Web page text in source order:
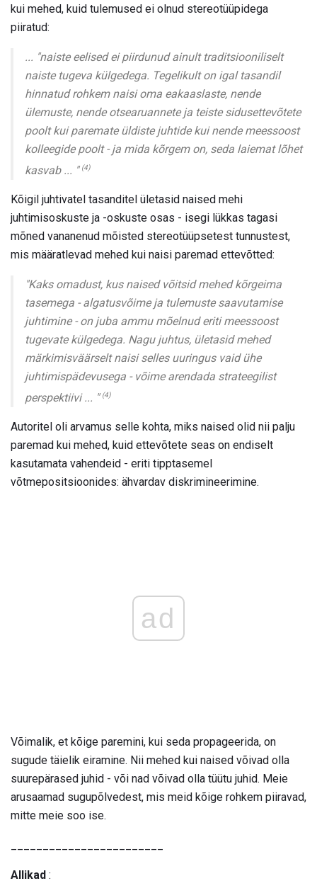
kui mehed, kuid tulemused ei olnud stereotüüpidega
piiratud:
... "naiste eelised ei piirdunud ainult traditsiooniliselt
naiste tugeva külgedega. Tegelikult on igal tasandil
hinnatud rohkem naisi oma eakaaslaste, nende
ülemuste, nende otsearuannete ja teiste sidusettevõtete
poolt kui paremate üldiste juhtide kui nende meessoost
kolleegide poolt - ja mida kõrgem on, seda laiemat lõhet
kasvab ... " (4)
Kõigil juhtivatel tasanditel ületasid naised mehi
juhtimisoskuste ja -oskuste osas - isegi lükkas tagasi
mõned vananenud mõisted stereotüüpsetest tunnustest,
mis määratlevad mehed kui naisi paremad ettevõtted:
"Kaks omadust, kus naised võitsid mehed kõrgeima
tasemega - algatusvõime ja tulemuste saavutamise
juhtimine - on juba ammu mõelnud eriti meessoost
tugevate külgedega. Nagu juhtus, ületasid mehed
märkimisväärselt naisi selles uuringus vaid ühe
juhtimispädevusega - võime arendada strateegilist
perspektiivi ... " (4)
Autoritel oli arvamus selle kohta, miks naised olid nii palju
paremad kui mehed, kuid ettevõtete seas on endiselt
kasutamata vahendeid - eriti tipptasemel
võtmepositsioonides: ähvardav diskrimineerimine.
ad
Võimalik, et kõige paremini, kui seda propageerida, on
sugude täielik eiramine. Nii mehed kui naised võivad olla
suurepärased juhid - või nad võivad olla tüütu juhid. Meie
arusaamad sugupõlvedest, mis meid kõige rohkem piiravad,
mitte meie soo ise.
Allikad :